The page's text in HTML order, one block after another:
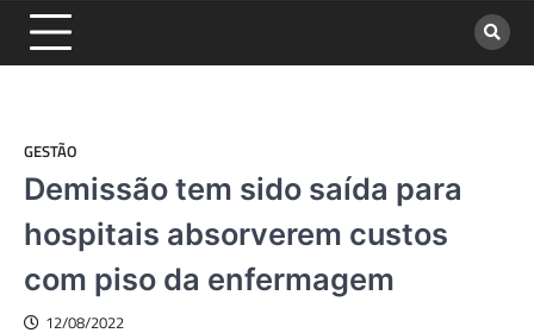
GESTÃO
Demissão tem sido saída para
hospitais absorverem custos
com piso da enfermagem
12/08/2022